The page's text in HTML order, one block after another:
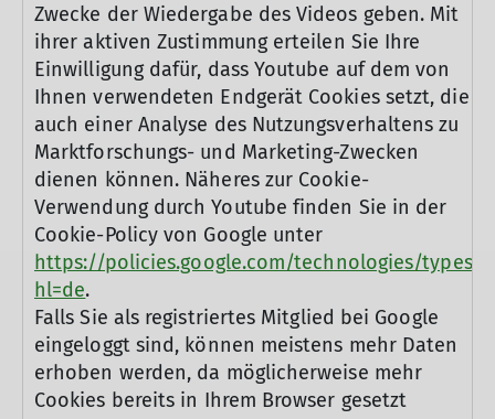
Zwecke der Wiedergabe des Videos geben. Mit
ihrer aktiven Zustimmung erteilen Sie Ihre
Einwilligung dafür, dass Youtube auf dem von
Ihnen verwendeten Endgerät Cookies setzt, die
auch einer Analyse des Nutzungsverhaltens zu
Marktforschungs- und Marketing-Zwecken
dienen können. Näheres zur Cookie-
Verwendung durch Youtube finden Sie in der
Cookie-Policy von Google unter
https://policies.google.com/technologies/types?
hl=de.
Falls Sie als registriertes Mitglied bei Google
eingeloggt sind, können meistens mehr Daten
erhoben werden, da möglicherweise mehr
Cookies bereits in Ihrem Browser gesetzt